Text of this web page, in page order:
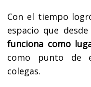
Con el tiempo
espacio que desde
funciona como
como punto de
colegas.